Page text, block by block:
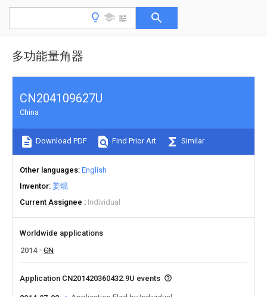
多功能量角器
CN204109627U
China
Download PDF Find Prior Art Similar
Other languages English
Inventor 姜焜
Current Assignee
Individual
Worldwide applications
2014
CN
Application CN201420360432.9U events